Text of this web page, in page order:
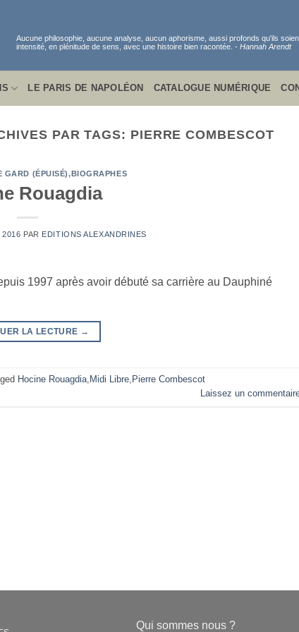
Aucune philosophie, aucune analyse, aucun aphorisme, aussi profonds qu'ils
intensité, en plénitude de sens, avec une histoire bien racontée. - Hannah Arendt
LE PARIS DE NAPOLÉON CATALOGUE NUMÉRIQUE
PAR TAGS: PIERRE COMBESCOT
GARD (ÉPUISÉ),BIOGRAPHES
Rouagdia
2016 PAR EDITIONS ALEXANDRINES
1997 après avoir débuté sa carrière au Dauphiné
LA LECTURE →
Hocine Rouagdia, Midi Libre, Pierre Combescot
Laissez un
Qui sommes nous ?